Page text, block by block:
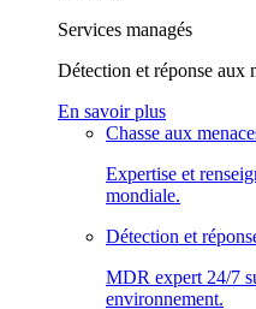
Services managés
Détection et réponse aux
En savoir plus
Chasse aux
Expertise et
mondiale.
Détection et
MDR expert 24/7
environnement.